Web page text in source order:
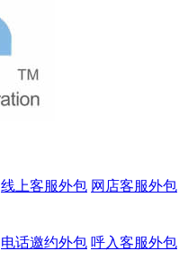
线上客服外包 网店客服外包
电话邀约外包 呼入客服外包